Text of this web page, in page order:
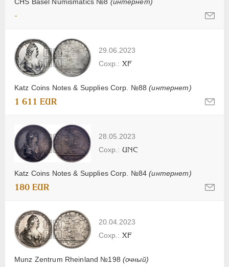
-
29.06.2023
Katz Coins Notes & Supplies Corp. №88(интернет)
XF
1 611 EUR
28.05.2023
Katz Coins Notes & Supplies Corp. №84(интернет)
UNC
180 EUR
20.04.2023
Munz Zentrum Rheinland №198 (очный)
XF